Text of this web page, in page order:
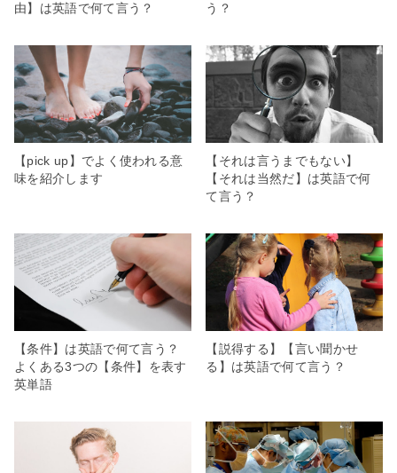
由】は英語で何て言う？
う？
【pick up】でよく使われる意
味を紹介します
【それは言うまでもない】
【それは当然だ】は英語で何
て言う？
【条件】は英語で何て言う？
よくある3つの【条件】を表す
英単語
【説得する】【言い聞かせ
る】は英語で何て言う？